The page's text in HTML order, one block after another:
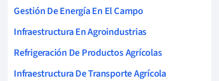
Gestión De Energía En El Campo
Infraestructura En Agroindustrias
Refrigeración De Productos Agrícolas
Infraestructura De Transporte Agrícola